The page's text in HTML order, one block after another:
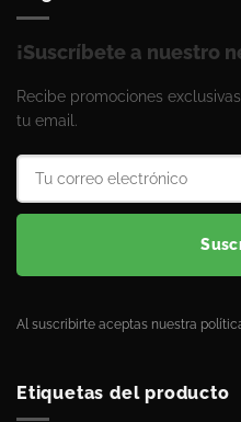
¡Suscríbete a nuestro
Recibe promociones
tu email.
Al suscribirte aceptas nuestra
Etiquetas del producto